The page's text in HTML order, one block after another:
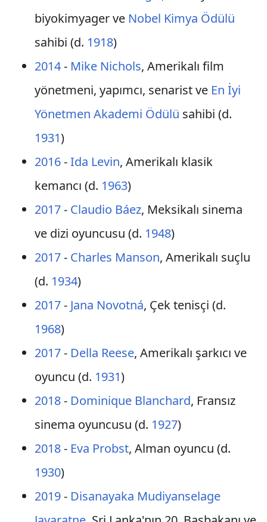
biyokimyager ve Nobel Kimya Ödülü
sahibi (d. 1918)
2014- Mike Nichols, Amerikalı film
yönetmeni, yapımcı, senarist ve En İyi
Yönetmen Akademi Ödülü sahibi (d.
1931)
2016-Ida Levin, Amerikalı klasik
kemancı (d. 1963)
2017- Claudio Báez, Meksikalı sinema
ve dizi oyuncusu (d. 1948)
2017- Charles Manson, Amerikalı suçlu
(d. 1934)
2017- Jana Novotná, Çek tenisçi (d.
1968)
2017- Della Reese, Amerikalı şarkıcı ve
oyuncu (d. 1931)
2018- Dominique Blanchard, Fransız
sinema oyuncusu (d. 1927)
2018- Eva Probst, Alman oyuncu (d.
1930)
2019- Disanayaka Mudiyanselage